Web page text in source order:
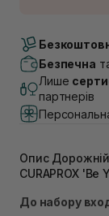
В
В
(Duck’s
В
В
Самовивіз
Безпечна
Лише
партнерів
Опис
CURAPROX 'Be
До набору